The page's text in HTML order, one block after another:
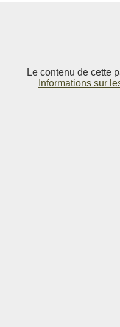
Le contenu de cette
Informations sur